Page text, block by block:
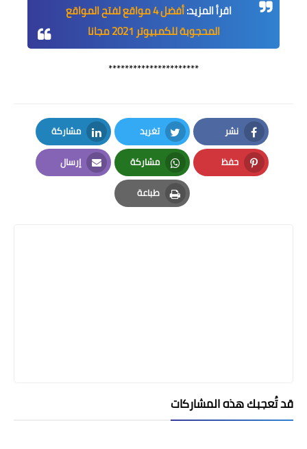
اقرأ المزيد:
أفضل 4 مواقع لفتح المواقع
المحجوبة للكمبيوتر 2021 مجانا
**********************
نشر
Facebook
تغريد
Twitter
مشاركة
LinkedIn
حفظ
Pinterest
مشاركة
Whatsapp
إرسال
Email
طباعة
Print
قد تُعجبك هذه المشاركات